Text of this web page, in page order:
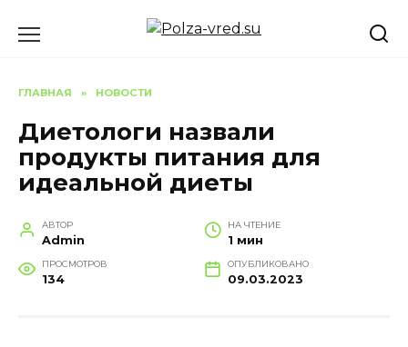
ГЛАВНАЯ » НОВОСТИ
Диетологи назвали
продукты питания для
идеальной диеты
АВТОР
Admin
НА ЧТЕНИЕ
1 мин
ПРОСМОТРОВ
134
ОПУБЛИКОВАНО
09.03.2023